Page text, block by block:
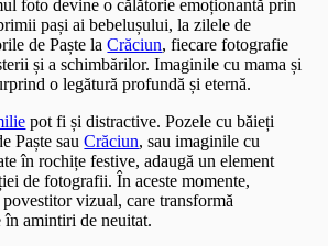
foto devine o călătorie emoționantă prin
pași ai bebelușului, la zilele de
de Paște laCrăciun, fiecare fotografie
și a schimbărilor. Imaginile cu mama și
o legătură profundă și eternă.
pot fi și distractive. Pozele cu băieți
Paște sauCrăciun, sau imaginile cu
în rochițe festive, adaugă un element
de fotografii. În aceste momente,
vizual, care transformă
în amintiri de neuitat.